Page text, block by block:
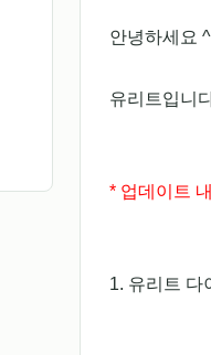
안녕하세요
유리트입니
* 업데이트
1. 유리트 다